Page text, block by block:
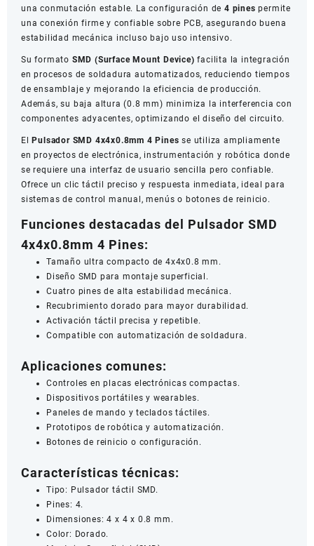
una conmutación estable. La configuración de4 pines permite
una conexión firme y confiable sobre PCB, asegurando buena
estabilidad mecánica incluso bajo uso intensivo.
Su formato SMD (Surface Mount Device) facilita la integración
en procesos de soldadura automatizados, reduciendo tiempos
de ensamblaje y mejorando la eficiencia de producción.
Además, su baja altura (0.8 mm) minimiza la interferencia con
componentes adyacentes, optimizando el diseño del circuito.
El Pulsador SMD 4x4x0.8mm 4 Pines se utiliza ampliamente
en proyectos de electrónica, instrumentación y robótica donde
se requiere una interfaz de usuario sencilla pero confiable.
Ofrece un clic táctil preciso y respuesta inmediata, ideal para
sistemas de control manual, menús o botones de reinicio.
Funciones destacadas del Pulsador SMD
4x4x0.8mm 4 Pines:
Tamaño ultra compacto de 4x4x0.8 mm.
Diseño SMD para montaje superficial.
Cuatro pines de alta estabilidad mecánica.
Recubrimiento dorado para mayor durabilidad.
Activación táctil precisa y repetible.
Compatible con automatización de soldadura.
Aplicaciones comunes:
Controles en placas electrónicas compactas.
Dispositivos portátiles y wearables.
Paneles de mando y teclados táctiles.
Prototipos de robótica y automatización.
Botones de reinicio o configuración.
Características técnicas:
Tipo: Pulsador táctil SMD.
Pines: 4.
Dimensiones: 4 x 4 x 0.8 mm.
Color: Dorado.